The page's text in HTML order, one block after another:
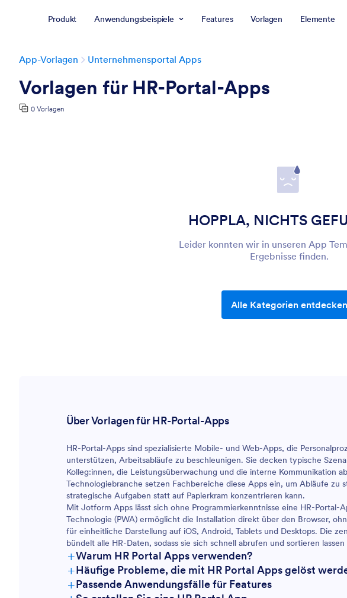
Produkt Anwendungsbeispiele Features Vorlagen Elemente
App-Vorlagen Unternehmensportal Apps
Vorlagen für HR-Portal-Apps
0 Vorlagen
HOPPLA, NICHTS
Leider konnten wir in unseren App
Ergebnisse finden.
Alle Kategorien entdecken
Über Vorlagen für HR-Portal-Apps
HR-Portal-Apps sind spezialisierte Mobile- und Web-Apps, die
unterstützen, Arbeitsabläufe zu beschleunigen. Sie decken typische
Kolleg:innen, die Leistungsüberwachung und die interne Kommunikation
Technologiebranche setzen Fachbereiche diese Apps ein, um Abläufe zu
strategische Aufgaben statt auf Papierkram konzentrieren kann.
Mit Jotform Apps lässt sich ohne Programmierkenntnisse eine HR-Portal-
Technologie (PWA) ermöglicht die Installation direkt über den Browser,
für einheitliche Darstellung auf iOS, Android, Tablets und Desktops. Die
bündelt alle HR-Daten, sodass sie sich schnell abrufen und sortieren
+Warum HR Portal Apps verwenden?
+Häufige Probleme, die mit HR Portal Apps gelöst
+Passende Anwendungsfälle für Features